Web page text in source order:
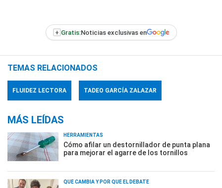
+ Gratis:Noticias exclusivas en
TEMAS RELACIONADOS
FLUIDEZ LECTORA TADEO GARCÍA ZALAZAR
MÁS LEÍDAS
HERRAMIENTAS
Cómo afilar un destornillador de punta plana
para mejorar el agarre de los tornillos
QUÉ CAMBIA Y POR QUÉ EL DEBATE